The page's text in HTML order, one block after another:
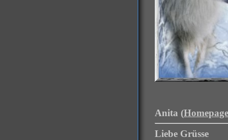
Anita (Homepage
Liebe Grüsse